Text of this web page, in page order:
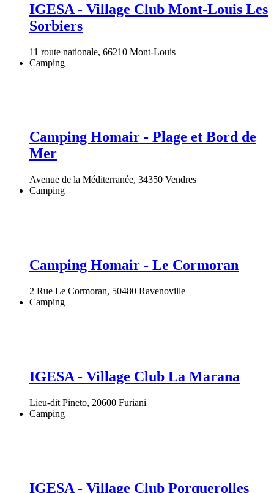
IGESA - Village Club Mont-Louis Les
Sorbiers
11 route nationale, 66210 Mont-Louis
Camping
Camping Homair - Plage et Bord de
Mer
Avenue de la Méditerranée, 34350 Vendres
Camping
Camping Homair - Le Cormoran
2 Rue Le Cormoran, 50480 Ravenoville
Camping
IGESA - Village Club La Marana
Lieu-dit Pineto, 20600 Furiani
Camping
IGESA - Village Club Porquerolles